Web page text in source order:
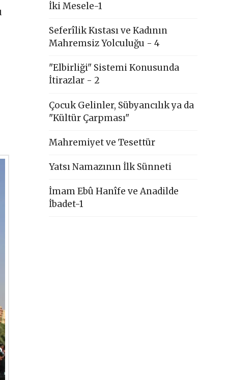
İki Mesele-1
Seferîlik Kıstası ve Kadının
Mahremsiz Yolculuğu - 4
"Elbirliği" Sistemi Konusunda
İtirazlar - 2
Çocuk Gelinler, Sübyancılık ya da
"Kültür Çarpması"
Mahremiyet ve Tesettür
Yatsı Namazının İlk Sünneti
İmam Ebû Hanîfe ve Anadilde
İbadet-1